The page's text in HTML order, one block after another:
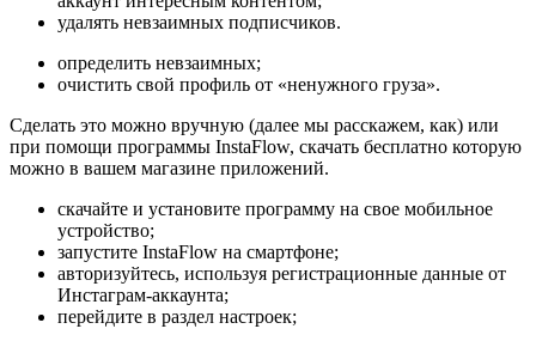
удалять невзаимных подписчиков.
определить невзаимных;
очистить свой профиль от «ненужного груза».
Сделать это можно вручную (далее мы расскажем, как) или
при помощи программы InstaFlow, скачать бесплатно которую
можно в вашем магазине приложений.
скачайте и установите программу на свое мобильное
устройство;
запустите InstaFlow на смартфоне;
авторизуйтесь, используя регистрационные данные от
Инстаграм-аккаунта;
перейдите в раздел настроек;